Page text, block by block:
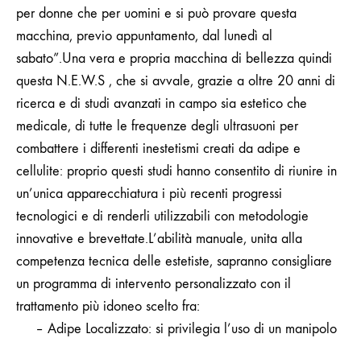
per donne che per uomini e si può provare questa
macchina, previo appuntamento, dal lunedì al
sabato”.Una vera e propria macchina di bellezza quindi
questa N.E.W.S , che si avvale, grazie a oltre 20 anni di
ricerca e di studi avanzati in campo sia estetico che
medicale, di tutte le frequenze degli ultrasuoni per
combattere i differenti inestetismi creati da adipe e
cellulite: proprio questi studi hanno consentito di riunire in
un’unica apparecchiatura i più recenti progressi
tecnologici e di renderli utilizzabili con metodologie
innovative e brevettate.L’abilità manuale, unita alla
competenza tecnica delle estetiste, sapranno consigliare
un programma di intervento personalizzato con il
trattamento più idoneo scelto fra:
– Adipe Localizzato: si privilegia l’uso di un manipolo